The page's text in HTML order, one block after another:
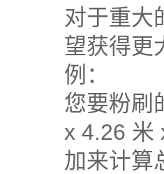
对于重大
望获得更
例：
您要粉刷
x 4.26 米
加来计算